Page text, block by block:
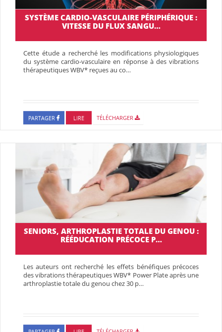
SYSTÈME CARDIO-VASCULAIRE PÉRIPHÉRIQUE :
VITESSE DU FLUX SANGU…
Cette étude a recherché les modifications physiologiques
du système cardio-vasculaire en réponse à des vibrations
thérapeutiques WBV* reçues au co…
PARTAGER LIRE TÉLÉCHARGER
SENIORS, ARTHROPLASTIE TOTALE DU GENOU :
RÉÉDUCATION PRÉCOCE P…
Les auteurs ont recherché les effets bénéfiques précoces
des vibrations thérapeutiques WBV* Power Plate après une
arthroplastie totale du genou chez 30 p…